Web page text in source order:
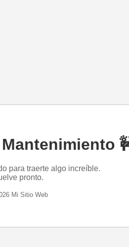
para traerte algo increíble.
pronto.
Mi Sitio Web